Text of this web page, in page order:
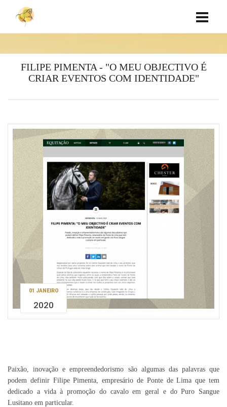
FILIPE PIMENTA - "O MEU OBJECTIVO É
CRIAR EVENTOS COM IDENTIDADE"
01 JANEIRO
2020
Paixão, inovação e empreendedorismo são algumas das palavras que
podem definir Filipe Pimenta, empresário de Ponte de Lima que tem
dedicado a vida à promoção do cavalo em geral e do Puro Sangue
Lusitano em particular.